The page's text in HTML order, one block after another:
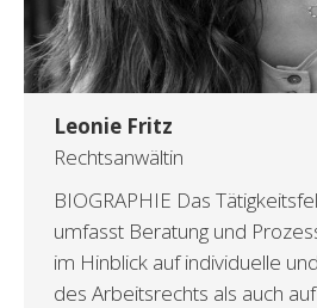
Leonie Fritz
Rechtsanwältin
BIOGRAPHIE Das
umfasst Beratung und
im Hinblick auf individuelle
des Arbeitsrechts als auch